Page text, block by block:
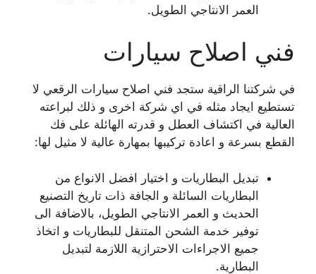
العمر الانتاجي الطويل.
فني اصلاح سيارات
في شركتنا الراقية ستجد فني اصلاح سيارات الرقعي لا
تستطيع ايجاد مثله في اي شركة اخرى و ذلك لبراعته
العالية في اكتشاف العطل و قدرته الهائلة على فك
القطع بسرعة و اعادة تركيبها بمهارة عالية لا مثيل لها:
تبديل البطاريات و اختيار افضل الانواع من
البطاريات السائلة و الجافة ذات تاريخ التصنيع
الحديث و العمر الانتاجي الطويل، بالاضافة الى
توفير خدمة الشحن المتنقل للبطاريات و اتخاذ
جميع الاجراءات الاحترازية اللازمة لتبديل
البطارية.